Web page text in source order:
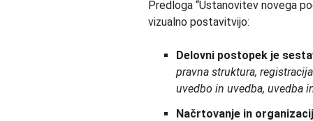
Predloga “Ustanovitev novega
vizualno postavitvijo:
Delovni postopek je
pravna struktura,
uvedbo in uvedba, uvedba
Načrtovanje in